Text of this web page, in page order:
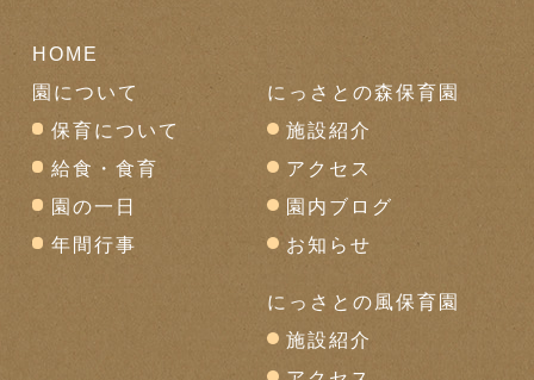
HOME
園について
保育について
給食・食育
園の一日
年間行事
にっさとの森保育園
施設紹介
アクセス
園内ブログ
お知らせ
にっさとの風保育園
施設紹介